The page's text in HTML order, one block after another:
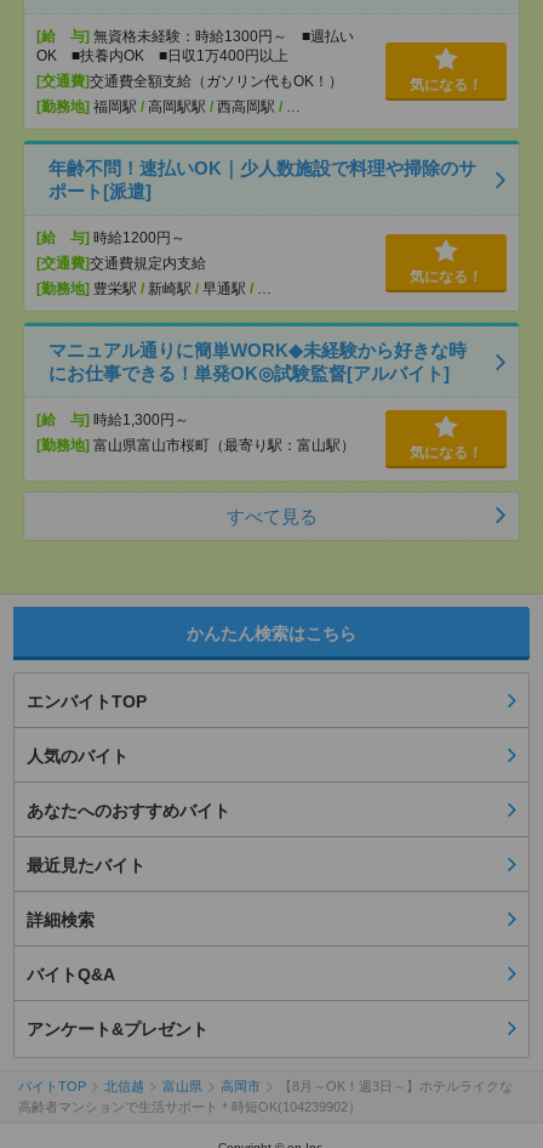
[給 与] 無資格未経験：時給1300円～ ■週払い
OK ■扶養内OK ■日収1万400円以上
[交通費]交通費全額支給（ガソリン代もOK！）
[勤務地] 福岡駅 / 高岡駅駅 / 西高岡駅 / …
気になる！
年齢不問！速払いOK｜少人数施設で料理や掃除のサ
ポート[派遣]
[給 与] 時給1200円～
[交通費]交通費規定内支給
[勤務地] 豊栄駅 / 新崎駅 / 早通駅 / …
気になる！
マニュアル通りに簡単WORK◆未経験から好きな時
にお仕事できる！単発OK◎試験監督[アルバイト]
[給 与] 時給1,300円～
[勤務地] 富山県富山市桜町（最寄り駅：富山駅） 気になる！
すべて見る
かんたん検索はこちら
エンバイトTOP
人気のバイト
あなたへのおすすめバイト
最近見たバイト
詳細検索
バイトQ&A
アンケート&プレゼント
バイトTOP 北信越 富山県 高岡市
【8月～OK！週3日～】ホテルライクな
高齢者マンションで生活サポート＊時短OK(104239902）